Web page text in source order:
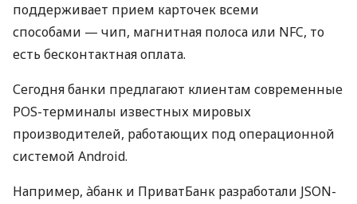
поддерживает прием карточек всеми
способами — чип, магнитная полоса или NFC, то
есть бесконтактная оплата.
Сегодня банки предлагают клиентам современные
POS-терминалы известных мировых
производителей, работающих под операционной
системой Android.
Например, àбанк и ПриватБанк разработали JSON-